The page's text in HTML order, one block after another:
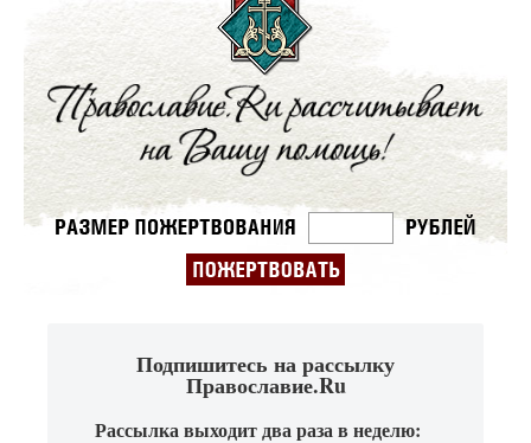
Подпишитесь на рассылку
Православие.Ru
Рассылка выходит два раза в неделю: